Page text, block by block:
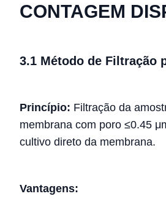
CONTAGEM
3.1 Método de Filtração
Princípio: Filtração da
membrana com poro ≤0.45
cultivo direto da membrana.
Vantagens: